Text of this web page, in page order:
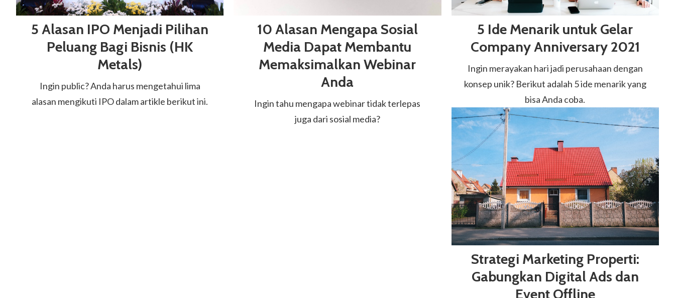
5 Alasan IPO Menjadi Pilihan
Peluang Bagi Bisnis (HK
Metals)
Ingin public? Anda harus mengetahui lima
alasan mengikuti IPO dalam artikle berikut ini.
10 Alasan Mengapa Sosial
Media Dapat Membantu
Memaksimalkan Webinar
Anda
Ingin tahu mengapa webinar tidak terlepas
juga dari sosial media?
5 Ide Menarik untuk Gelar
Company Anniversary 2021
Ingin merayakan hari jadi perusahaan dengan
konsep unik? Berikut adalah 5 ide menarik yang
bisa Anda coba.
Strategi Marketing Properti:
Gabungkan Digital Ads dan
Event Offline